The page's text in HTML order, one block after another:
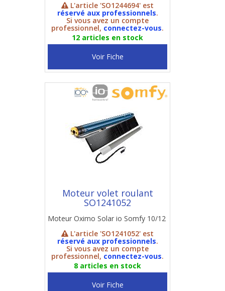
L'article 'SO1244694' est
réservé aux professionnels.
Si vous avez un compte
professionnel, connectez-vous.
12 articles en stock
Voir Fiche
Moteur volet roulant
SO1241052
Moteur Oximo Solar io Somfy 10/12
L'article 'SO1241052' est
réservé aux professionnels.
Si vous avez un compte
professionnel, connectez-vous.
8 articles en stock
Voir Fiche